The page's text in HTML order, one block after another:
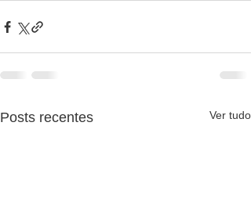
Posts recentes Ver tudo